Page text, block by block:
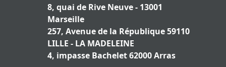
8, quai de Rive Neuve - 13001
Marseille
257, Avenue de la République 59110
LILLE - LA MADELEINE
4, impasse Bachelet 62000 Arras